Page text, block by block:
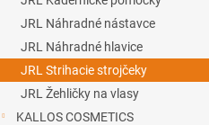
JRL Náhradné nástavce
JRL Náhradné hlavice
JRL Strihacie strojčeky
JRL Žehličky na vlasy
KALLOS COSMETICS